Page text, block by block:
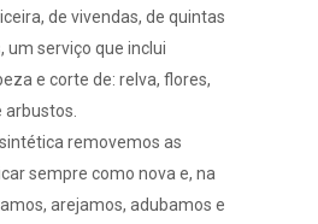
de vivendas, de quintas
um serviço que inclui
e corte de: relva, flores,
removemos as
sempre como nova e, na
arejamos, adubamos e